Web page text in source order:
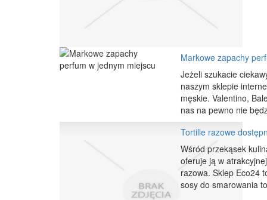
Markowe zapachy
Jeżeli szukacie
naszym sklepie
męskie. Valentino,
nas na pewno nie
Tortille razowe
Wśród przekąsek
oferuje ją w
razowa. Sklep Eco24
sosy do smarowania